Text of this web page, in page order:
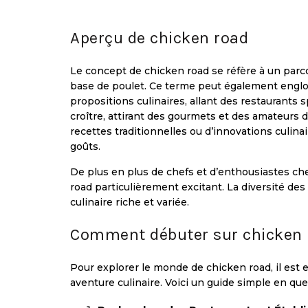
Aperçu de chicken road
Le concept de chicken road se réfère à un
base de poulet. Ce terme peut également
propositions culinaires, allant des restaurants
croître, attirant des gourmets et des amateurs
recettes traditionnelles ou d’innovations
goûts.
De plus en plus de chefs et d’enthousiastes
road particulièrement excitant. La diversité
culinaire riche et variée.
Comment débuter sur chicken
Pour explorer le monde de chicken road, il
aventure culinaire. Voici un guide simple en